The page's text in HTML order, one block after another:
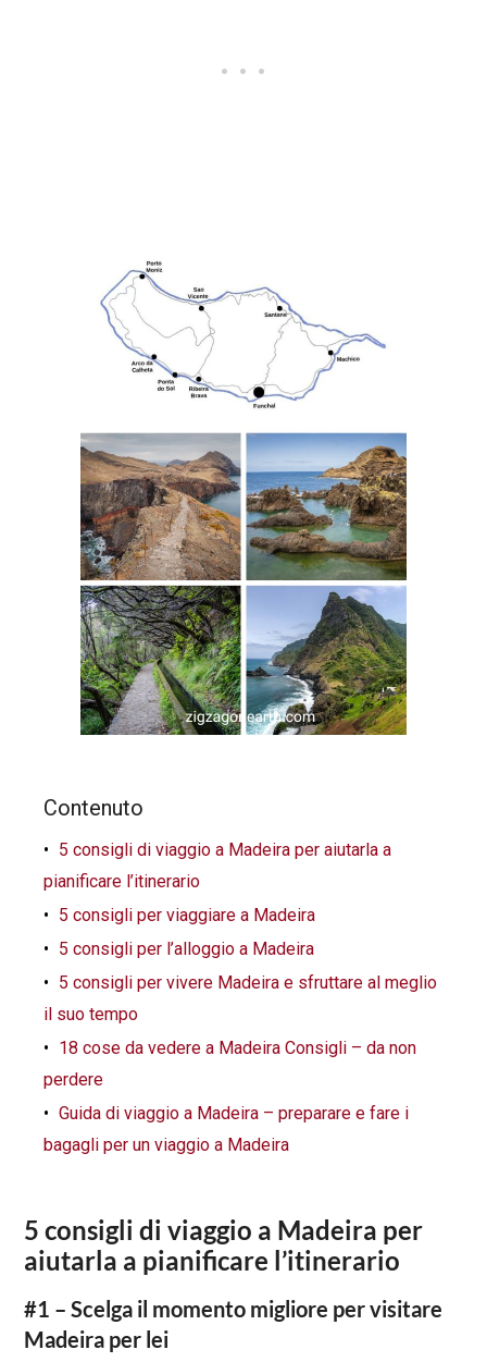
Contenuto
5 consigli di viaggio a Madeira per aiutarla a
pianificare l’itinerario
5 consigli per viaggiare a Madeira
5 consigli per l’alloggio a Madeira
5 consigli per vivere Madeira e sfruttare al meglio
il suo tempo
18 cose da vedere a Madeira Consigli – da non
perdere
Guida di viaggio a Madeira – preparare e fare i
bagagli per un viaggio a Madeira
5 consigli di viaggio a Madeira per
aiutarla a pianificare l’itinerario
#1 – Scelga il momento migliore per visitare
Madeira per lei